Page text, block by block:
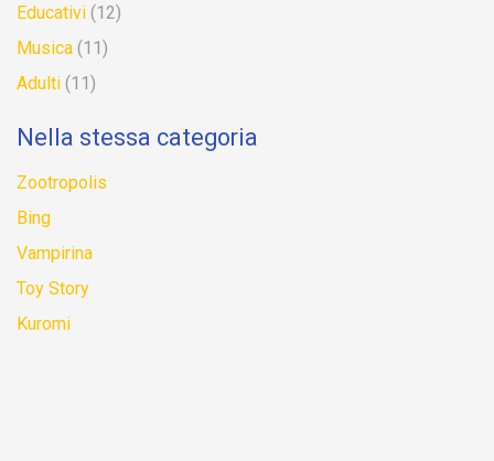
Educativi (12)
Musica (11)
Adulti (11)
Nella stessa categoria
Zootropolis
Bing
Vampirina
Toy Story
Kuromi